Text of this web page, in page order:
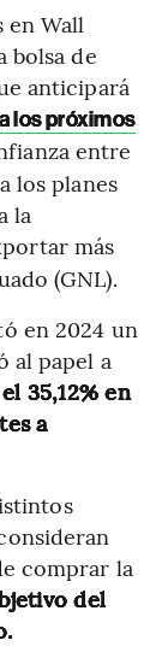
Wall
bolsa de
anticipará
los próximos
entre
los planes
la
más
(GNL).
en 2024 un
al papel a
35,12% en
a
comprar la
del